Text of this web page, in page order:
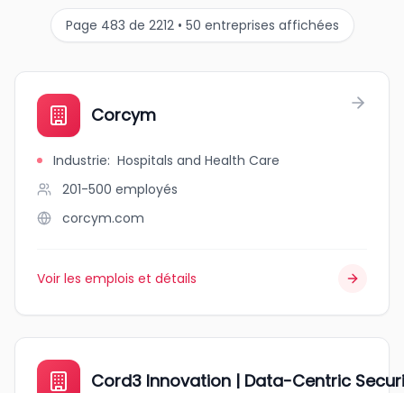
Page 483 de 2212 • 50 entreprises affichées
Corcym
Industrie: Hospitals and Health Care
201-500 employés
corcym.com
Voir les emplois et détails
Cord3 Innovation | Data-Centric